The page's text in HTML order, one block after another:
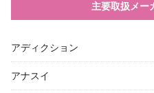
主要取扱メー
アディクション
アナスイ